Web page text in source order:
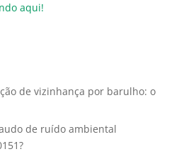
aqui!
de vizinhança por barulho: o
de ruído ambiental